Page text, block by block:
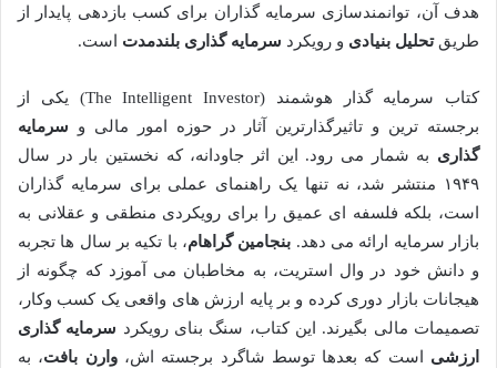
هدف آن، توانمندسازی سرمایه گذاران برای کسب بازدهی پایدار از
طریقتحلیل بنیادی و رویکرد سرمایه گذاری بلندمدت است.
کتاب سرمایه گذار هوشمند (The Intelligent Investor) یکی از
برجسته ترین و تاثیرگذارترین آثار در حوزه امور مالی و سرمایه
گذاری به شمار می رود. این اثر جاودانه، که نخستین بار در سال
۱۹۴۹ منتشر شد، نه تنها یک راهنمای عملی برای سرمایه گذاران
است، بلکه فلسفه ای عمیق را برای رویکردی منطقی و عقلانی به
بازار سرمایه ارائه می دهد. بنجامین گراهام، با تکیه بر سال ها تجربه
و دانش خود در وال استریت، به مخاطبان می آموزد که چگونه از
هیجانات بازار دوری کرده و بر پایه ارزش های واقعی یک کسب وکار،
تصمیمات مالی بگیرند. این کتاب، سنگ بنای رویکرد سرمایه گذاری
ارزشی است که بعدها توسط شاگرد برجسته اش،وارن بافت، به